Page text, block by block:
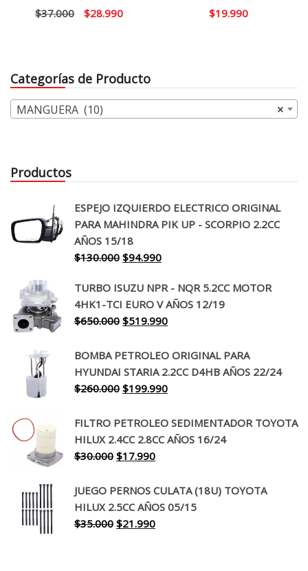
$37.000
El
$37.000.
$28.990El
$28.990.
$19.990
Categorías de Producto
×
MANGUERA (10)
Productos
ESPEJO IZQUIERDO ELECTRICO ORIGINAL
PARA MAHINDRA PIK UP - SCORPIO 2.2CC
AÑOS 15/18
$130.000 El
original
era:
$130.000.
$94.990El
actual
es:
$94.990.
TURBO ISUZU NPR - NQR 5.2CC MOTOR
4HK1-TCI EURO V AÑOS 12/19
$650.000 El
original
era:
$650.000.
$519.990El
actual
es:
$519.990.
BOMBA PETROLEO ORIGINAL PARA
HYUNDAI STARIA 2.2CC D4HB AÑOS 22/24
$260.000 El
original
era:
$260.000.
$199.990El
actual
es:
FILTRO PETROLEO SEDIMENTADOR TOYOTA
HILUX 2.4CC 2.8CC AÑOS 16/24
$30.000 El
original
era:
$30.000.
$17.990El
actual
es:
$17.990.
JUEGO PERNOS CULATA (18U) TOYOTA
HILUX 2.5CC AÑOS 05/15
$35.000 El
$21.990El